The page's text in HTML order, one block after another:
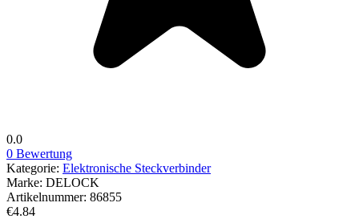
0.0
0 Bewertung
Kategorie: Elektronische Steckverbinder
Marke: DELOCK
Artikelnummer: 86855
€4.84